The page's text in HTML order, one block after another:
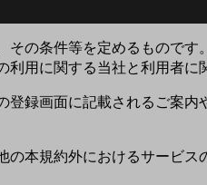
その条件等を定めるもので
用に関する当社と利用者に
登録画面に記載されるご案
の本規約外におけるサービ